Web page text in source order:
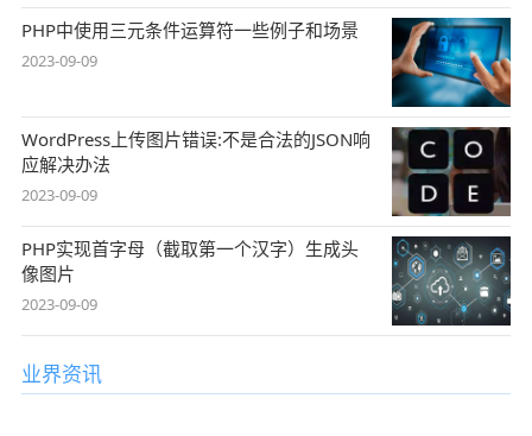
PHP中使用三元条件运算符一些例子和场景
2023-09-09
WordPress上传图片错误:不是合法的JSON响
应解决办法
2023-09-09
PHP实现首字母（截取第一个汉字）生成头
像图片
2023-09-09
业界资讯